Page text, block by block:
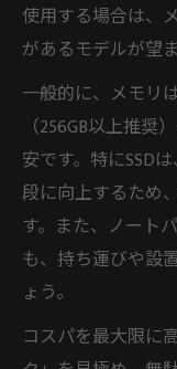
使用する場合は、
があるモデルが望
一般的に、メモリ
（256GB以上推奨
安です。特にSSD
段に向上するため
す。また、ノート
も、持ち運びや設
ょう。
コスパを最大限に